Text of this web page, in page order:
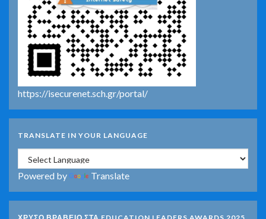
https://isecurenet.sch.gr/portal/
TRANSLATE IN YOUR LANGUAGE
Powered by Translate